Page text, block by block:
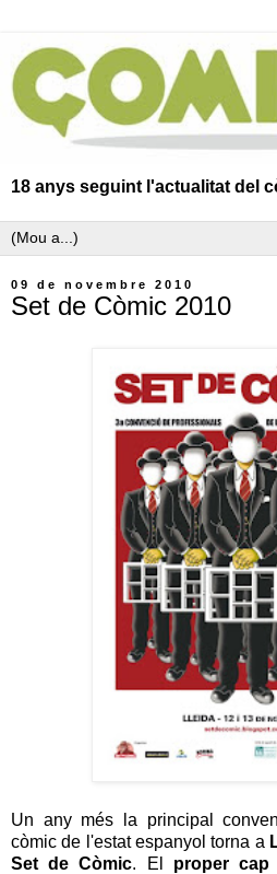
18 anys seguint l'actualitat del
09 de novembre 2010
Set de Còmic 2010
Un any més la principal
còmic de l'estat espanyol torna a
Set de Còmic. El proper cap